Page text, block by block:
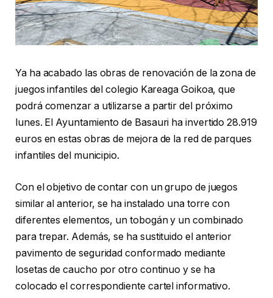
Ya ha acabado las obras de renovación de la zona de
juegos infantiles del colegio Kareaga Goikoa, que
podrá comenzar a utilizarse a partir del próximo
lunes. El Ayuntamiento de Basauri ha invertido 28.919
euros en estas obras de mejora de la red de parques
infantiles del municipio.
Con el objetivo de contar con un grupo de juegos
similar al anterior, se ha instalado una torre con
diferentes elementos, un tobogán y un combinado
para trepar. Además, se ha sustituido el anterior
pavimento de seguridad conformado mediante
losetas de caucho por otro continuo y se ha
colocado el correspondiente cartel informativo.